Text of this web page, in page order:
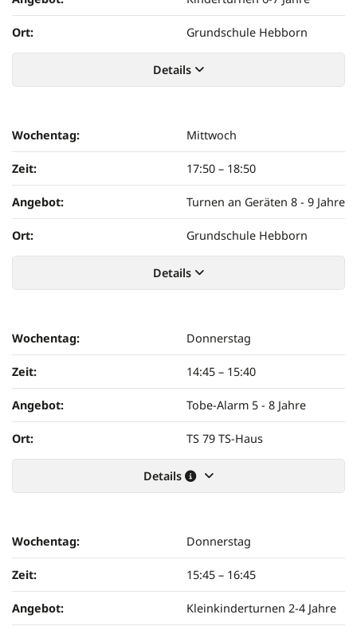
Ort: Grundschule Hebborn
Details
Wochentag: Mittwoch
Zeit: 17:50 – 18:50
Angebot: Turnen an Geräten 8 - 9 Jahre
Ort: Grundschule Hebborn
Details
Wochentag: Donnerstag
Zeit: 14:45 – 15:40
Angebot: Tobe-Alarm 5 - 8 Jahre
Ort: TS 79 TS-Haus
Details
Wochentag: Donnerstag
Zeit: 15:45 – 16:45
Angebot: Kleinkinderturnen 2-4 Jahre